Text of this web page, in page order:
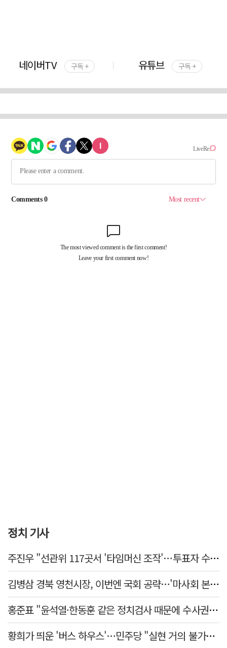
네이버TV 구독 + 유튜브 구독 +
정치 기사
주진우 "선관위 117곳서 '타임머신 조작'…투표자 수 미리 입력"
김병삼 경북 영천시장, 이번엔 국회 공략…'마사회 본사 이전·광역교통망 확충' 요청
홍준표 "윤석열·한동훈 같은 정치검사 때문에 수사권마저 탈취 당해"
황희가 띄운 '버스 하우스'…민주당 "실현 거의 불가능, 해프닝으로 봐달라"